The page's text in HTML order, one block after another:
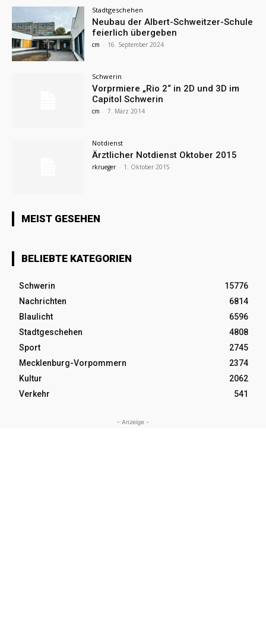
Stadtgeschehen
Neubau der Albert-Schweitzer-Schule
feierlich übergeben
cm - 16. September 2024
Schwerin
Vorprmiere „Rio 2“ in 2D und 3D im
Capitol Schwerin
cm - 7. März 2014
Notdienst
Ärztlicher Notdienst Oktober 2015
rkrueger - 1. Oktober 2015
MEIST GESEHEN
BELIEBTE KATEGORIEN
Schwerin
15776
Nachrichten
6814
Blaulicht
6596
Stadtgeschehen
4808
Sport
2745
Mecklenburg-Vorpommern
2374
Kultur
2062
Verkehr
541
- Anzeige -